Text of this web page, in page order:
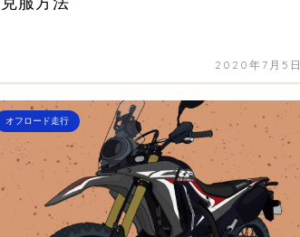
2020年7月5日
オフロード走行